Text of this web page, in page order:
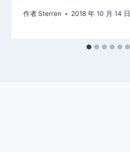
作者 Sterren 2018 年 10 月 14 日